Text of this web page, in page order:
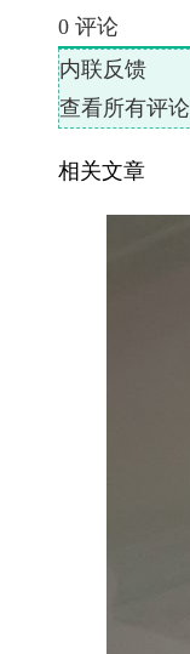
0 评论
内联反馈
查看所有评论
相关文章